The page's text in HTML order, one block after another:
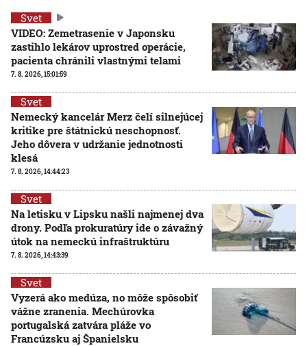
Svet
VIDEO: Zemetrasenie v Japonsku
zastihlo lekárov uprostred operácie,
pacienta chránili vlastnými telami
7. 8. 2026, 15:01:59
Svet
Nemecký kancelár Merz čelí silnejúcej
kritike pre štátnickú neschopnosť.
Jeho dôvera v udržanie jednotnosti
klesá
7. 8. 2026, 14:44:23
Svet
Na letisku v Lipsku našli najmenej dva
drony. Podľa prokuratúry ide o závažný
útok na nemeckú infraštruktúru
7. 8. 2026, 14:43:39
Svet
Vyzerá ako medúza, no môže spôsobiť
vážne zranenia. Mechúrovka
portugalská zatvára pláže vo
Francúzsku aj Španielsku